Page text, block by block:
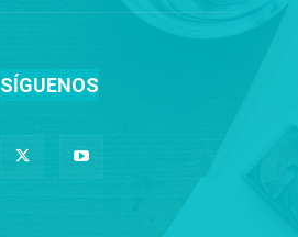
SÍGUENOS